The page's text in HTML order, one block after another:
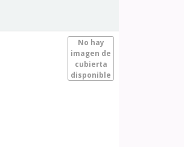
No hay
imagen de
cubierta
disponible